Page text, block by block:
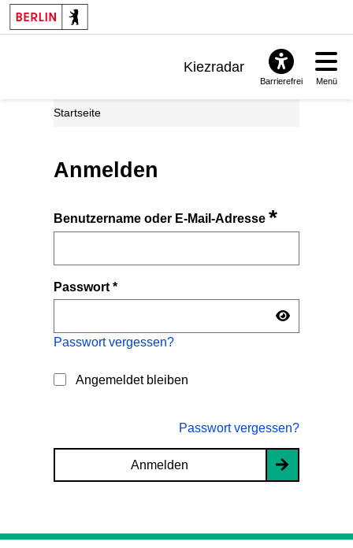
Kiezradar
Barrierefrei Menü
Startseite
Anmelden
Benutzername oder E-Mail-Adresse*
Passwort*
Passwort vergessen?
Angemeldet bleiben
Passwort vergessen?
Anmelden